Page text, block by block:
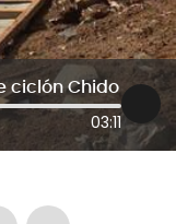
ciclón Chido
03:11